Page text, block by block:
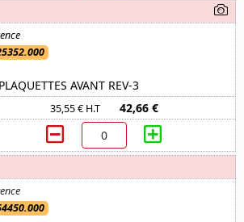
AVANT REV-3
35,55 € H.T 42,66 €